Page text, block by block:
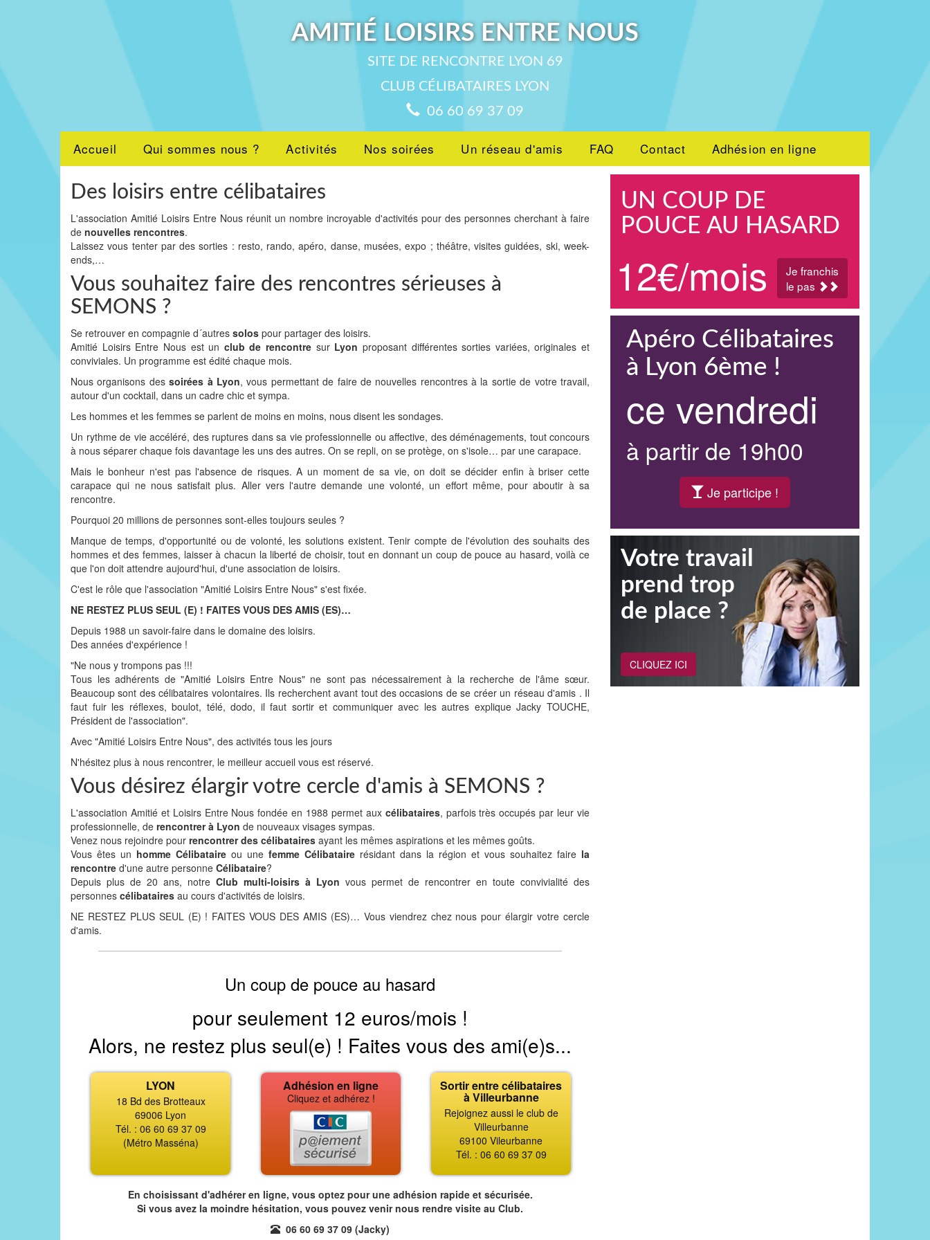
AMITIÉ LOISIRS ENTRE NOUS
SITE DE RENCONTRE LYON 69
CLUB CÉLIBATAIRES LYON
06 60 69 37 09
Accueil Qui sommes nous ? Activités Nos soirées Un réseau d'amis FAQ Contact Adhésion en ligne
Des loisirs entre célibataires
L'association Amitié Loisirs Entre Nous réunit un nombre incroyable d'activités pour des personnes cherchant à faire
de nouvelles rencontres.
Laissez vous tenter par des sorties : resto, rando, apéro, danse, musées, expo ; théâtre, visites guidées, ski, week-
ends,…
Vous souhaitez faire des rencontres sérieuses à
SEMONS ?
Se retrouver en compagnie d´autres solos pour partager des loisirs.
Amitié Loisirs Entre Nous est un club de rencontre sur Lyon proposant différentes sorties variées, originales et
conviviales. Un programme est édité chaque mois.
Nous organisons dessoirées à Lyon, vous permettant de faire de nouvelles rencontres à la sortie de votre travail,
autour d'un cocktail, dans un cadre chic et sympa.
Les hommes et les femmes se parlent de moins en moins, nous disent les sondages.
Un rythme de vie accéléré, des ruptures dans sa vie professionnelle ou affective, des déménagements, tout concours
à nous séparer chaque fois davantage les uns des autres. On se repli, on se protège, on s'isole… par une carapace.
Mais le bonheur n'est pas l'absence de risques. A un moment de sa vie, on doit se décider enfin à briser cette
carapace qui ne nous satisfait plus. Aller vers l'autre demande une volonté, un effort même, pour aboutir à sa
rencontre.
Pourquoi 20 millions de personnes sont-elles toujours seules ?
Manque de temps, d'opportunité ou de volonté, les solutions existent. Tenir compte de l'évolution des souhaits des
hommes et des femmes, laisser à chacun la liberté de choisir, tout en donnant un coup de pouce au hasard, voilà ce
que l'on doit attendre aujourd'hui, d'une association de loisirs.
C'est le rôle que l'association "Amitié Loisirs Entre Nous" s'est fixée.
NE RESTEZ PLUS SEUL (E) ! FAITES VOUS DES AMIS (ES)…
Depuis 1988 un savoir-faire dans le domaine des loisirs.
Des années d'expérience !
"Ne nous y trompons pas !!!
Tous les adhérents de "Amitié Loisirs Entre Nous" ne sont pas nécessairement à la recherche de l'âme sœur.
Beaucoup sont des célibataires volontaires. Ils recherchent avant tout des occasions de se créer un réseau d'amis . Il
faut fuir les réflexes, boulot, télé, dodo, il faut sortir et communiquer avec les autres explique Jacky TOUCHE,
Président de l'association".
Avec "Amitié Loisirs Entre Nous", des activités tous les jours
N'hésitez plus à nous rencontrer, le meilleur accueil vous est réservé.
Vous désirez élargir votre cercle d'amis à SEMONS ?
L'association Amitié et Loisirs Entre Nous fondée en 1988 permet aux célibataires, parfois très occupés par leur vie
professionnelle, de rencontrer à Lyon de nouveaux visages sympas.
Venez nous rejoindre pour rencontrer des célibataires ayant les mêmes aspirations et les mêmes goûts.
Vous êtes un homme Célibataire ou une femme Célibataire résidant dans la région et vous souhaitez faire la
rencontre d'une autre personne Célibataire?
Depuis plus de 20 ans, notre Club multi-loisirs à Lyon vous permet de rencontrer en toute convivialité des
personnes célibataires au cours d'activités de loisirs.
NE RESTEZ PLUS SEUL (E) ! FAITES VOUS DES AMIS (ES)… Vous viendrez chez nous pour élargir votre cercle
d'amis.
Un coup de pouce au hasard
pour seulement 12 euros/mois !
Alors, ne restez plus seul(e) ! Faites vous des ami(e)s...
LYON
18 Bd des Brotteaux
69006 Lyon
Tél. : 06 60 69 37 09
(Métro Masséna)
Adhésion en ligne
Cliquez et adhérez !
Sortir entre célibataires
à Villeurbanne
Rejoignez aussi le club de
Villeurbanne
69100 Vileurbanne
Tél. : 06 60 69 37 09
En choisissant d'adhérer en ligne, vous optez pour une adhésion rapide et sécurisée.
Si vous avez la moindre hésitation, vous pouvez venir nous rendre visite au Club.
06 60 69 37 09 (Jacky)
UN COUP DE
POUCE AU HASARD
12€/mois
Je franchis
le pas
Apéro Célibataires
à Lyon 6ème !
ce vendredi
à partir de 19h00
Je participe !
Votre travail
prend trop
de place ?
CLIQUEZ ICI